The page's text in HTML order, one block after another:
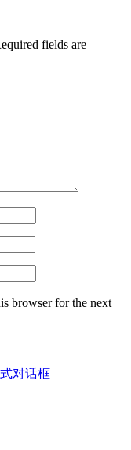
fields are
browser for the next
对话框